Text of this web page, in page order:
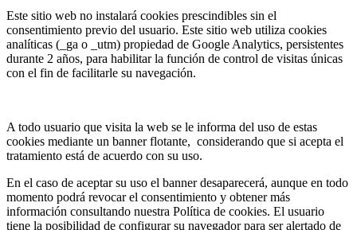
Este sitio web no instalará cookies prescindibles sin el
consentimiento previo del usuario. Este sitio web utiliza cookies
analíticas (_ga o _utm) propiedad de Google Analytics, persistentes
durante 2 años, para habilitar la función de control de visitas únicas
con el fin de facilitarle su navegación.
A todo usuario que visita la web se le informa del uso de estas
cookies mediante un banner flotante, considerando que si acepta el
tratamiento está de acuerdo con su uso.
En el caso de aceptar su uso el banner desaparecerá, aunque en todo
momento podrá revocar el consentimiento y obtener más
información consultando nuestra Política de cookies. El usuario
tiene la posibilidad de configurar su navegador para ser alertado de